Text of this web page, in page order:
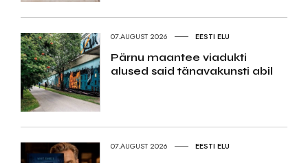
07.AUGUST 2026 EESTI ELU
Pärnu maantee viadukti
alused said tänavakunsti abil
07.AUGUST 2026 EESTI ELU